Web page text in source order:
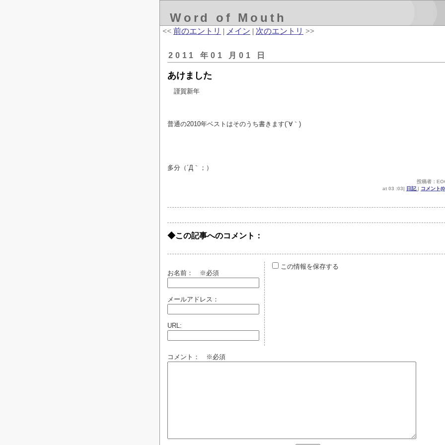
Word of Mouth
<< 前のエントリ | メイン | 次のエントリ >>
2011 年01 月01 日
あけました
謹賀新年
普通の2010年ベストはそのうち書きます(´∀｀)
多分（´Д｀；）
投稿者：
at 03 :03| 日記| コメント
◆この記事へのコメント：
お名前： ※必須
メールアドレス：
URL:
この情報を保存する
コメント： ※必須